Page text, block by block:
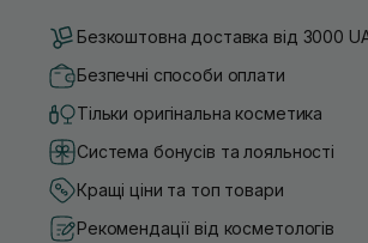
Безкоштовна доставка від 3000
Безпечні способи оплати
Тільки оригінальна косметика
Система бонусів та лояльності
Кращі ціни та топ товари
Рекомендації від косметологів